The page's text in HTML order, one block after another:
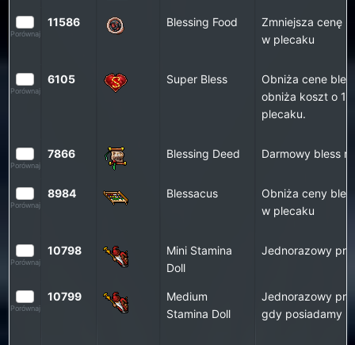
Porównaj
11586 Blessing Food
Zmniejsza cenę
w plecaku
Porównaj
6105 Super Bless
Obniża cene
obniża koszt o 1
plecaku.
Porównaj
7866 Blessing Deed Darmowy bless
Porównaj
8984 Blessacus
Obniża ceny
w plecaku
Porównaj
10798
Mini Stamina
Doll
Jednorazowy
Porównaj
10799
Medium
Stamina Doll
Jednorazowy
gdy posiadamy